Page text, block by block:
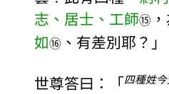
志、居士、工師⑮
如⑯ 、有差別耶？」
世尊答曰：「 四種姓